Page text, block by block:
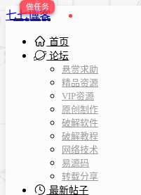
七七博客
首页
论坛
悬赏求助
精品资源
VIP资源
原创制作
破解软件
破解教程
网络技术
易源码
转载分享
最新帖子